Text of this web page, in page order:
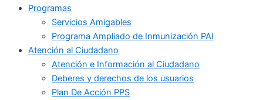
Programas
Servicios Amigables
Programa Ampliado de Inmunización PAI
Atención al Ciudadano
Atención e Información al Ciudadano
Deberes y derechos de los usuarios
Plan De Acción PPS